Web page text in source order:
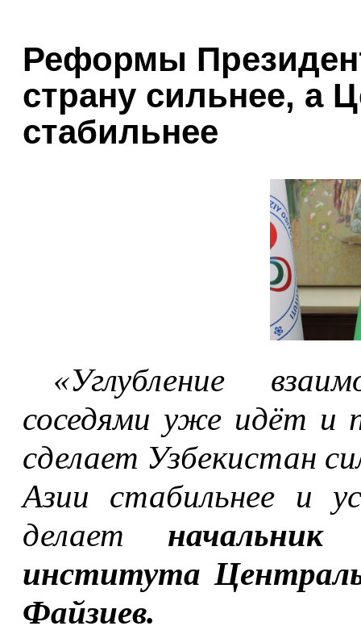
Реформы
страну сильнее, а
стабильнее
«Углубление
соседями уже идёт и
сделает Узбекистан
Азии стабильнее и
делает начальник
института
Файзиев.